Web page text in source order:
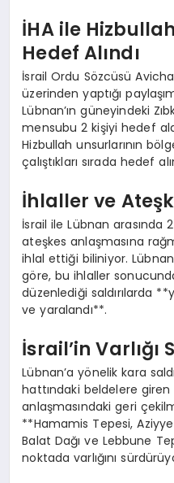
İHA ile
Hedef Alındı
İsrail Ordu Sözcüsü
üzerinden yaptığı
Lübnan’ın güneyindeki
mensubu 2 kişiyi hedef
Hizbullah unsurlarının
çalıştıkları sırada hedef
İhlaller ve
İsrail ile Lübnan arasında
ateşkes anlaşmasına
ihlal ettiği biliniyor.
göre, bu ihlaller
düzenlediği saldırılarda
ve yaralandı**.
İsrail’in Varlığı
Lübnan’a yönelik kara
hattındaki beldelere
anlaşmasındaki geri
**Hamamis Tepesi,
Balat Dağı ve Lebbune
noktada varlığını